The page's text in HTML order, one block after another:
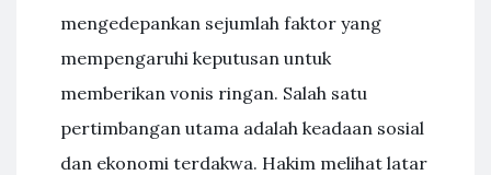
mengedepankan sejumlah faktor yang
mempengaruhi keputusan untuk
memberikan vonis ringan. Salah satu
pertimbangan utama adalah keadaan sosial
dan ekonomi terdakwa. Hakim melihat latar